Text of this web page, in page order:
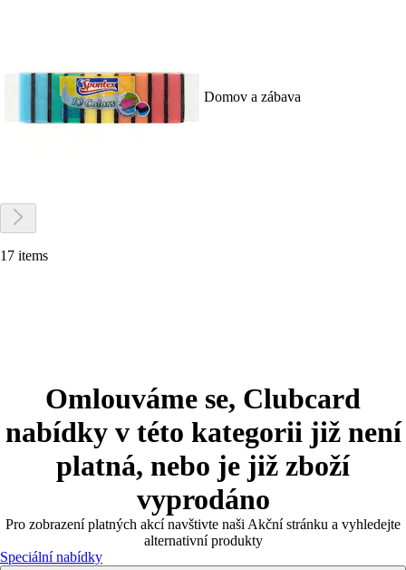
Domov a zábava
17 items
Omlouváme se, Clubcard
nabídky v této kategorii již není
platná, nebo je již zboží
vyprodáno
Pro zobrazení platných akcí navštivte naši Akční stránku a vyhledejte
alternativní produkty
Speciální nabídky